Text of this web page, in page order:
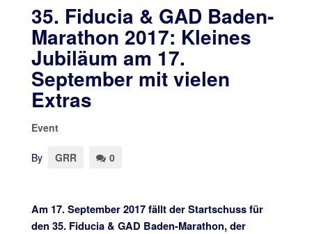
35. Fiducia & GAD Baden-
Marathon 2017: Kleines
Jubiläum am 17.
September mit vielen
Extras
Event
By GRR 0
Am 17. September 2017 fällt der Startschuss für
den 35. Fiducia & GAD Baden-Marathon, der